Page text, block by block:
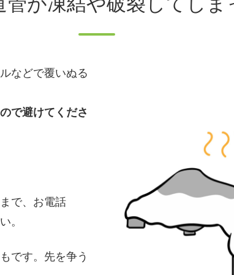
などで覆いぬる
で避けてくださ
で、お電話
。
です。先を争う